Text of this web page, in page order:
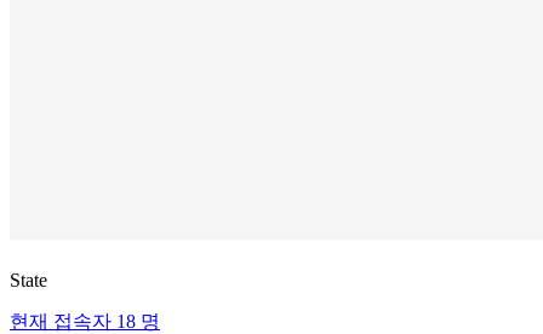
State
현재 접속자 18 명